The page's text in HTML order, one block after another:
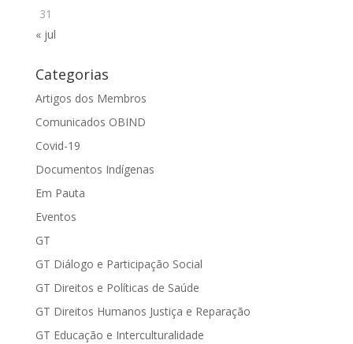
31
« jul
Categorias
Artigos dos Membros
Comunicados OBIND
Covid-19
Documentos Indígenas
Em Pauta
Eventos
GT
GT Diálogo e Participação Social
GT Direitos e Políticas de Saúde
GT Direitos Humanos Justiça e Reparação
GT Educação e Interculturalidade